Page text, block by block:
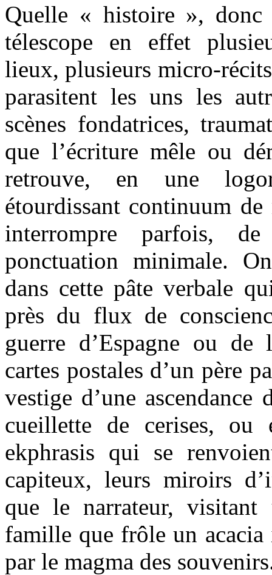
Quelle « histoire »,
télescope en effet
lieux, plusieurs micro-
parasitent les uns les
scènes fondatrices,
que l’écriture mêle ou
retrouve, en une
étourdissant continuum
interrompre parfois,
ponctuation minimale.
dans cette pâte verbale
près du flux de
guerre d’Espagne ou de
cartes postales d’un père
vestige d’une ascendance
cueillette de cerises, ou
ekphrasis qui se
capiteux, leurs miroirs
que le narrateur,
famille que frôle un
par le magma des